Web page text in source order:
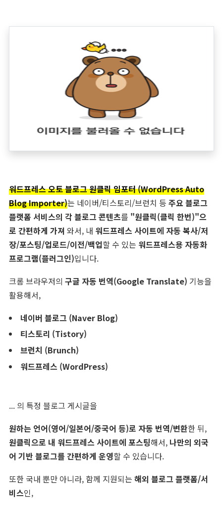
워드프레스 오토 블로그 원클릭 임포터 (WordPress Auto
Blog Importer)는 네이버/티스토리/브런치 등 주요 블로그
플랫폼 서비스의 각 블로그 콘텐츠를 "원클릭(클릭 한번)"으
로 간편하게 가져 와서, 내 워드프레스 사이트에 자동 복사/저
장/포스팅/업로드/이전/백업할 수 있는 워드프레스용 자동화
프로그램(플러그인)입니다.
크롬 브라우저의 구글 자동 번역(Google Translate) 기능을
활용해서,
네이버 블로그 (Naver Blog)
티스토리 (Tistory)
브런치 (Brunch)
워드프레스 (WordPress)
... 의 특정 블로그 게시글을
원하는 언어(영어/일본어/중국어 등)로 자동 번역/변환한 뒤,
원클릭으로 내 워드프레스 사이트에 포스팅해서, 나만의 외국
어 기반 블로그를 간편하게 운영할 수 있습니다.
또한 국내 뿐만 아니라, 함께 지원되는 해외 블로그 플랫폼/서
비스인,